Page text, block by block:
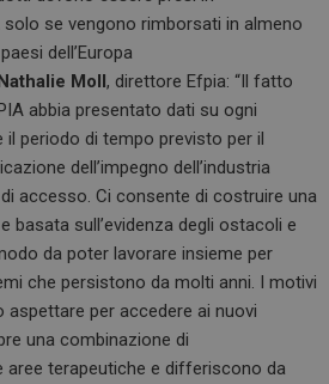
solo se vengono rimborsati in almeno
dell’Europa
Moll, direttore Efpia: “Il fatto
abbia presentato dati su ogni
periodo di tempo previsto per il
dell’impegno dell’industria
accesso. Ci consente di costruire una
basata sull’evidenza degli ostacoli e
da poter lavorare insieme per
che persistono da molti anni. I motivi
aspettare per accedere ai nuovi
una combinazione di
aree terapeutiche e differiscono da